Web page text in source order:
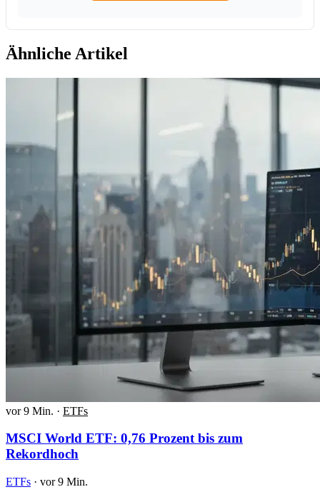
Ähnliche Artikel
vor 9 Min. · ETFs
MSCI World ETF: 0,76 Prozent bis zum
Rekordhoch
ETFs · vor 9 Min.